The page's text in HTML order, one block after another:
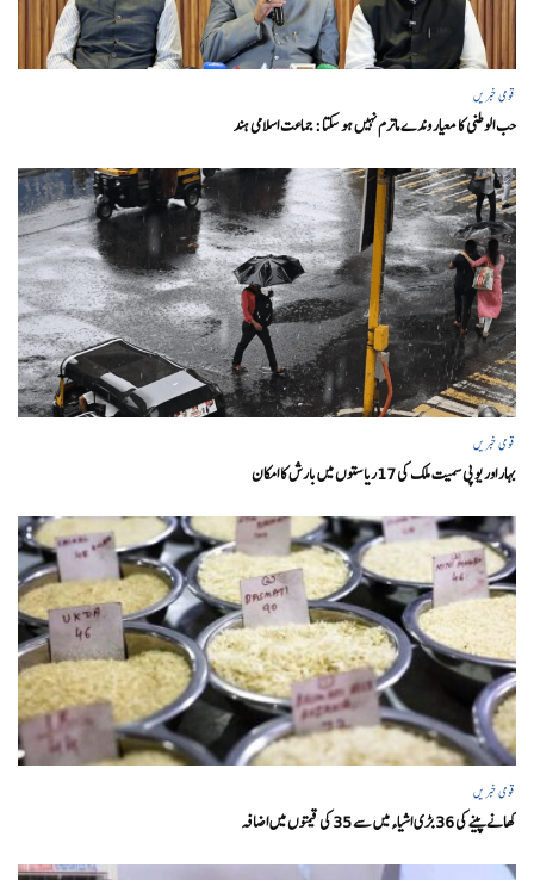
قومی خبریں
حب الوطنی کا معیار وندے ماترم نہیں ہو سکتا : جماعت اسلامی ہند
قومی خبریں
بہار اور یو پی سمیت ملک کی 17ریاستوں میں بارش کا امکان
قومی خبریں
کھانے پینے کی 36 بڑی اشیاء میں سے 35 کی قیمتوں میں اضافہ